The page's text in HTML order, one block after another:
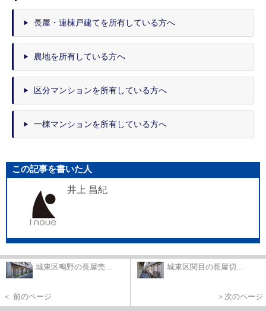
長屋・連棟戸建てを所有している方へ
農地を所有している方へ
区分マンションを所有している方へ
一棟マンションを所有している方へ
この記事を書いた人
井上 昌紀
城東区鴫野の長屋売...
＜ 前のページ
城東区関目の長屋切...
＞次のページ